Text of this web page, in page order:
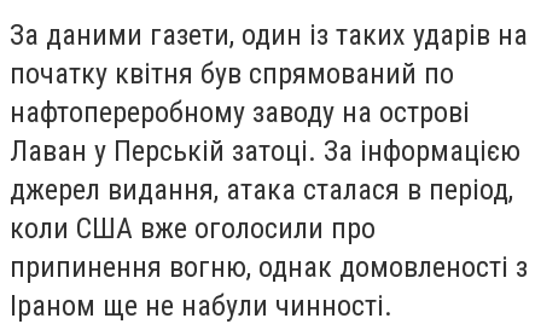
За даними газети, один із таких ударів на
початку квітня був спрямований по
нафтопереробному заводу на острові
Лаван у Перській затоці. За інформацією
джерел видання, атака сталася в період,
коли США вже оголосили про
припинення вогню, однак домовленості з
Іраном ще не набули чинності.